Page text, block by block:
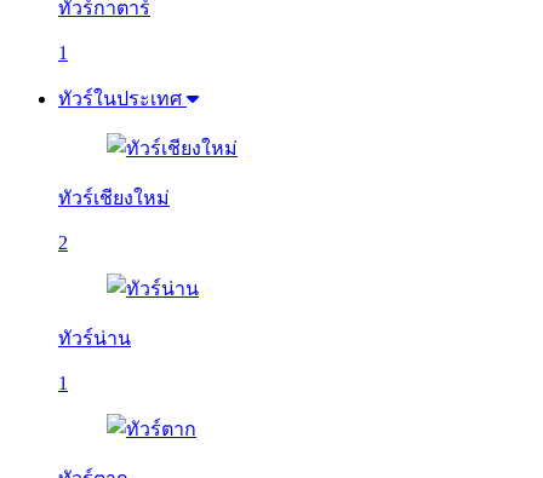
ทัวร์กาตาร์
1
ทัวร์ในประเทศ
ทัวร์เชียงใหม่
2
ทัวร์น่าน
1